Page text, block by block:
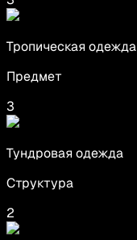
Тропическая одежда
Предмет
3
Тундровая одежда
Структура
2